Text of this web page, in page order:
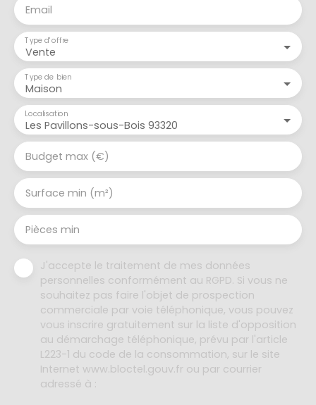
Email
Vente
Type d'offre
Maison
Type de bien
Les Pavillons-sous-Bois 93320
Localisation
Budget max (€)
Surface min (m²)
Pièces min
J'accepte le traitement de mes données
personnelles conformément au RGPD. Si vous ne
souhaitez pas faire l'objet de prospection
commerciale par voie téléphonique, vous pouvez
vous inscrire gratuitement sur la liste d'opposition
au démarchage téléphonique, prévu par l'article
L223-1 du code de la consommation, sur le site
Internet www.bloctel.gouv.fr ou par courrier
adressé à :